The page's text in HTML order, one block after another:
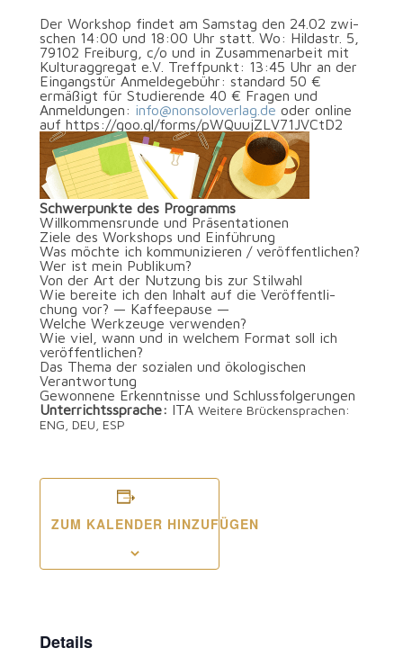
Der Work­shop fin­det am Sams­tag den 24.02 zwi­
schen 14:00 und 18:00 Uhr statt. Wo: Hil­da­str. 5,
79102 Frei­burg, c/o und in Zusam­men­ar­beit mit
Kul­tur­ag­gre­gat e.V. Treff­punkt: 13:45 Uhr an der
Ein­gangs­tür Anmel­de­ge­bühr: stan­dard 50 €
ermä­ßigt für Stu­die­ren­de 40 € Fra­gen und
Anmel­dun­gen: info@nonsoloverlag.de oder online
auf https://goo.gl/forms/pWQuujZLV71JVCtD2
Schwer­punk­te des Programms
Will­kom­mens­run­de und Präsentationen
Zie­le des Work­shops und Einführung
Was möch­te ich kom­mu­ni­zie­ren / veröffentlichen?
Wer ist mein Publikum?
Von der Art der Nut­zung bis zur Stilwahl
Wie berei­te ich den Inhalt auf die Ver­öf­fent­li­
chung vor? — Kaffeepause —
Wel­che Werk­zeu­ge verwenden?
Wie viel, wann und in wel­chem For­mat soll ich
veröffentlichen?
Das The­ma der sozia­len und öko­lo­gi­schen
Verantwortung
Gewon­ne­ne Erkennt­nis­se und Schlussfolgerungen
Unter­richts­spra­che: ITA Wei­te­re Brü­cken­spra­chen:
ENG, DEU, ESP
ZUM KALENDER HINZUFÜGEN
Details